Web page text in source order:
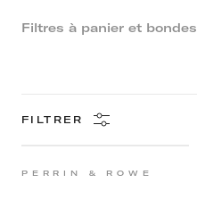
Filtres à panier et bondes
FILTRER
PERRIN & ROWE